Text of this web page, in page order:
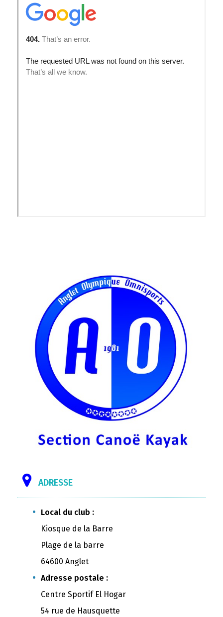
ADRESSE
Local du club :
Kiosque de la Barre
Plage de la barre
64600 Anglet
Adresse postale :
Centre Sportif El Hogar
54 rue de Hausquette